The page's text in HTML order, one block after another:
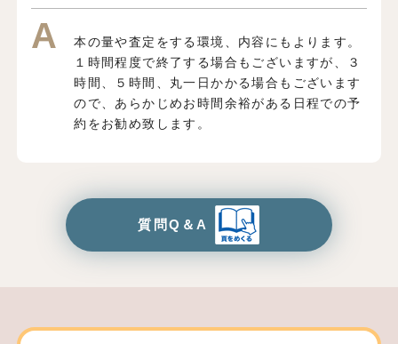
本の量や査定をする環境、内容にもよります。
１時間程度で終了する場合もございますが、３
時間、５時間、丸一日かかる場合もございます
ので、あらかじめお時間余裕がある日程での予
約をお勧め致します。
質問Q＆A